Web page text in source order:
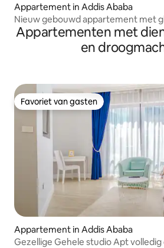
Appartement in Addis Ababa
Nieuw gebouwd appartement met
Appartementen met
en
Favoriet van gasten
Favoriet van gasten
Appartement in Addis Ababa
Gezellige Gehele studio Apt